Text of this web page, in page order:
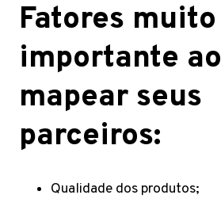
Fatores muito
importante ao
mapear seus
parceiros:
Qualidade dos produtos;